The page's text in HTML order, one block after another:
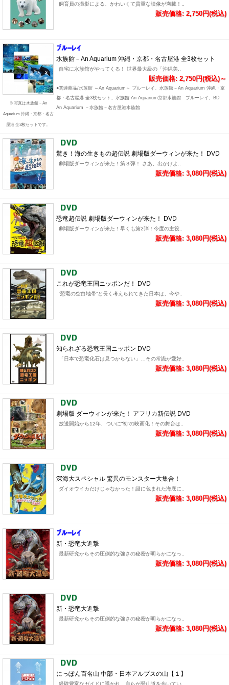
飼育員の撮影による、かわいくて貴重な映像が満載！..
販売価格: 2,750円(税込)
※写真は水族館－An
Aquarium 沖縄・京都・名古
屋港 全3枚セットです。
水族館－An Aquarium 沖縄・京都・名古屋港 全3枚セット
自宅に水族館がやってくる！ 世界最大級の「沖縄美..
販売価格: 2,750円(税込)～
●関連商品/水族館 ～An Aquarium～ ブルーレイ、水族館－An Aquarium 沖縄・京
都・名古屋港 全3枚セット、水族館 An Aquarium京都水族館 ブルーレイ、BD
An Aquarium －水族館－名古屋港水族館
驚き！海の生きもの超伝説 劇場版ダーウィンが来た！ DVD
劇場版ダーウィンが来た！第３弾！ さあ、出かけよ..
販売価格: 3,080円(税込)
恐竜超伝説 劇場版ダーウィンが来た！ DVD
劇場版ダーウィンが来た！早くも第2弾！今度の主役..
販売価格: 3,080円(税込)
これが恐竜王国ニッポンだ！ DVD
“恐竜の空白地帯”と長く考えられてきた日本は、今や..
販売価格: 3,080円(税込)
知られざる恐竜王国ニッポン DVD
「日本で恐竜化石は見つからない」…その常識が愛好..
販売価格: 3,080円(税込)
劇場版 ダーウィンが来た！ アフリカ新伝説 DVD
放送開始から12年、ついに“初”の映画化！その舞台は..
販売価格: 3,080円(税込)
深海大スペシャル 驚異のモンスター大集合！
ダイオウイカだけじゃなかった！謎に包まれた海底に..
販売価格: 3,080円(税込)
新・恐竜大進撃
最新研究からその圧倒的な強さの秘密が明らかになっ..
販売価格: 3,080円(税込)
新・恐竜大進撃
最新研究からその圧倒的な強さの秘密が明らかになっ..
販売価格: 3,080円(税込)
にっぽん百名山 中部・日本アルプスの山【１】
経験豊富なガイドに導かれ、自らが登山道を歩いてい..